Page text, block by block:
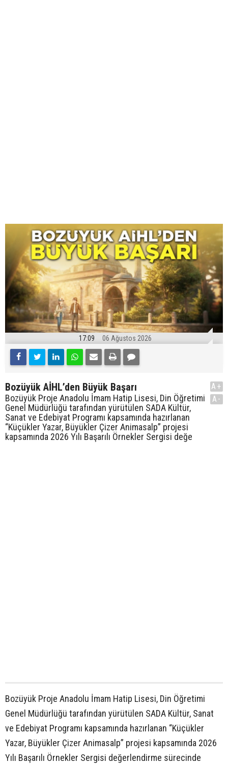
17:09 06 Ağustos 2026
Bozüyük AİHL’den Büyük Başarı
Bozüyük Proje Anadolu İmam Hatip Lisesi, Din Öğretimi
Genel Müdürlüğü tarafından yürütülen SADA Kültür,
Sanat ve Edebiyat Programı kapsamında hazırlanan
“Küçükler Yazar, Büyükler Çizer Animasalp” projesi
kapsamında 2026 Yılı Başarılı Örnekler Sergisi değe
A+
A-
Bozüyük Proje Anadolu İmam Hatip Lisesi, Din Öğretimi
Genel Müdürlüğü tarafından yürütülen SADA Kültür, Sanat
ve Edebiyat Programı kapsamında hazırlanan “Küçükler
Yazar, Büyükler Çizer Animasalp” projesi kapsamında 2026
Yılı Başarılı Örnekler Sergisi değerlendirme sürecinde